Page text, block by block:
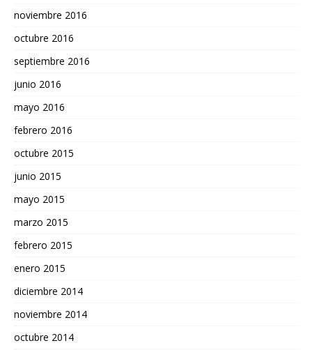
noviembre 2016
octubre 2016
septiembre 2016
junio 2016
mayo 2016
febrero 2016
octubre 2015
junio 2015
mayo 2015
marzo 2015
febrero 2015
enero 2015
diciembre 2014
noviembre 2014
octubre 2014